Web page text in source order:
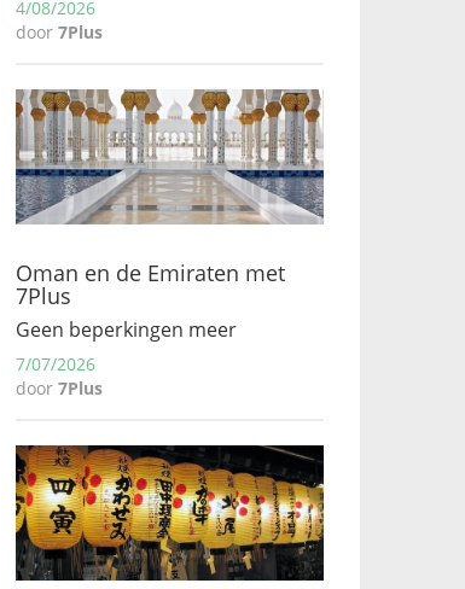
4/08/2026
door 7Plus
Oman en de Emiraten met
7Plus
Geen beperkingen meer
7/07/2026
door 7Plus